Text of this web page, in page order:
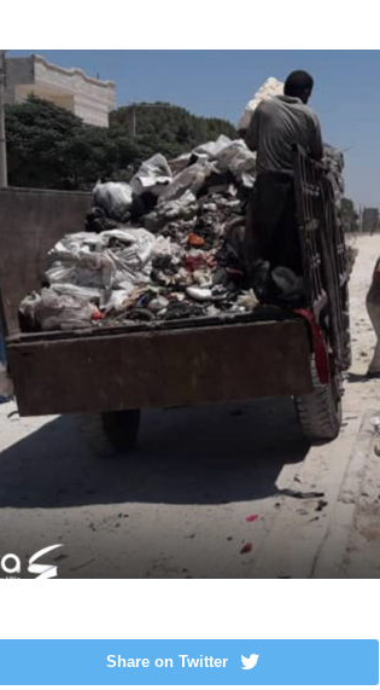
Share on Twitter